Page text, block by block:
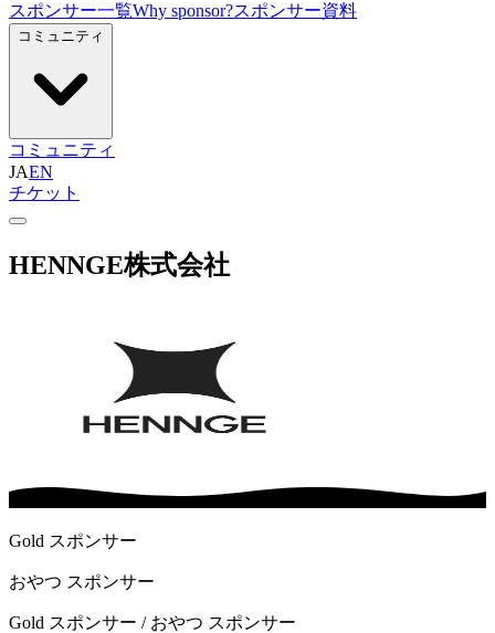
スポンサー一覧Why sponsor?スポンサー資料
コミュニティ
コミュニティ
JAEN
チケット
HENNGE株式会社
Gold スポンサー
おやつ スポンサー
Gold スポンサー / おやつ スポンサー